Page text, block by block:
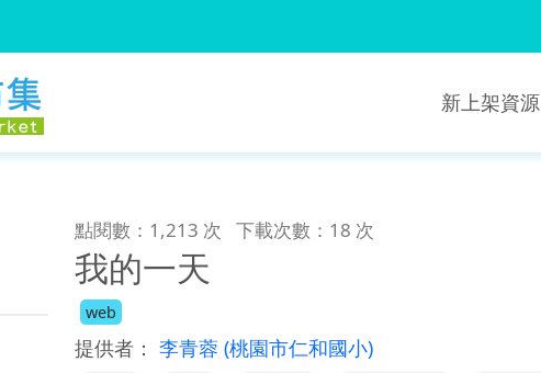
新上架資源
點閱數：1,213 次 下載次數：18 次
我的一天
web
提供者： 李青蓉 (桃園市仁和國小)